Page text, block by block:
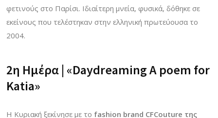
φετινούς στο Παρίσι. Ιδιαίτερη μνεία, φυσικά, δόθηκε σε
εκείνους που τελέστηκαν στην ελληνική πρωτεύουσα το
2004.
2η Ημέρα | «Daydreaming A poem for
Katia»
Η Κυριακή ξεκίνησε με το fashion brand CFCouture της